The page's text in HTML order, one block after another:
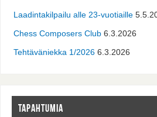
Laadintakilpailu alle 23-vuotiaille
Chess Composers Club 6.3.2026
Tehtäväniekka 1/2026 6.3.2026
TAPAHTUMIA